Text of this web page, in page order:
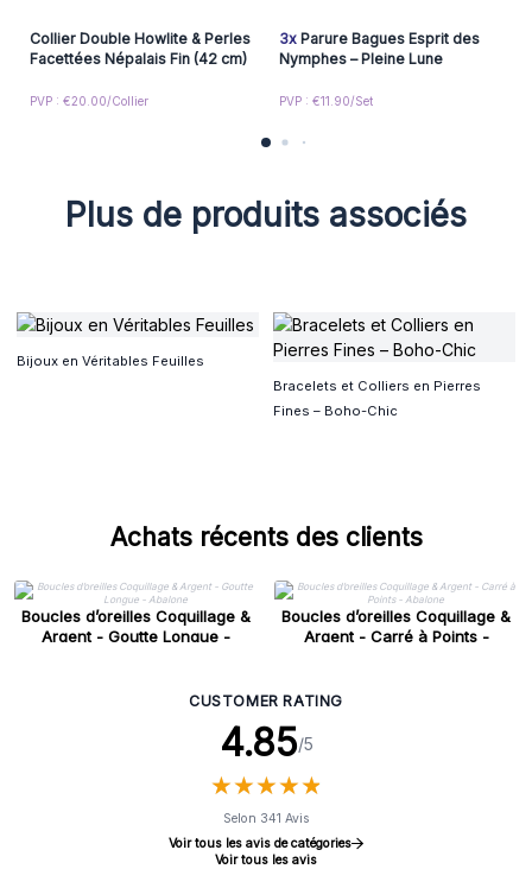
Collier Double Howlite & Perles
Facettées Népalais Fin (42 cm)
PVP : €20.00/Collier
3xParure Bagues Esprit des
Nymphes – Pleine Lune
PVP : €11.90/Set
Plus de produits associés
Bijoux en Véritables Feuilles
Bracelets et Colliers en Pierres
Fines – Boho-Chic
Achats récents des clients
Boucles d’oreilles Coquillage &
Argent - Goutte Longue -
Boucles d’oreilles Coquillage &
Argent - Carré à Points -
CUSTOMER RATING
4.85/5
★★★★★
★★★★★
Selon 341 Avis
Voir tous les avis de catégories
Voir tous les avis